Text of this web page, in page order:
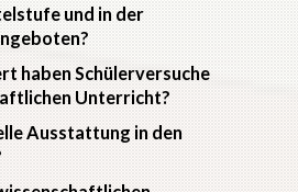
und in der
haben Schülerversuche
Unterricht?
Ausstattung in den